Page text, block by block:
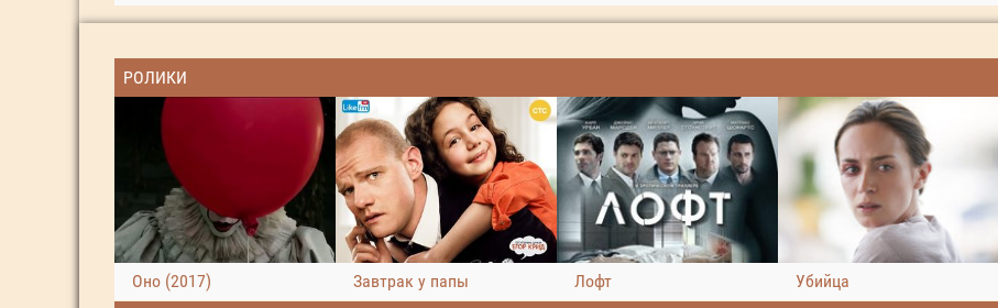
РОЛИКИ
Оно (2017) Завтрак у папы Лофт
Убийца